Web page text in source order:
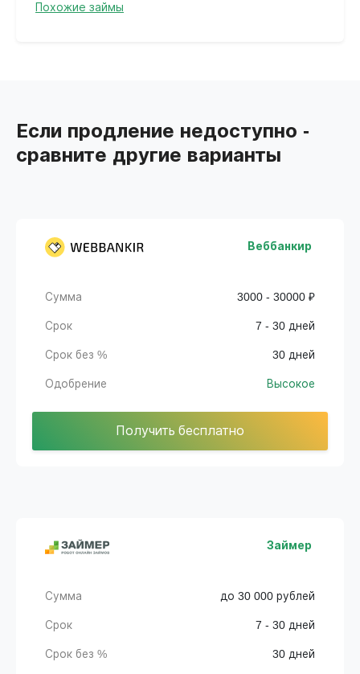
Похожие займы
Если продление недоступно -
сравните другие варианты
Веббанкир
Сумма 3000 - 30000 ₽
Срок 7 - 30 дней
Срок без % 30 дней
Одобрение Высокое
Получить бесплатно
Займер
Сумма до 30 000 рублей
Срок 7 - 30 дней
Срок без % 30 дней